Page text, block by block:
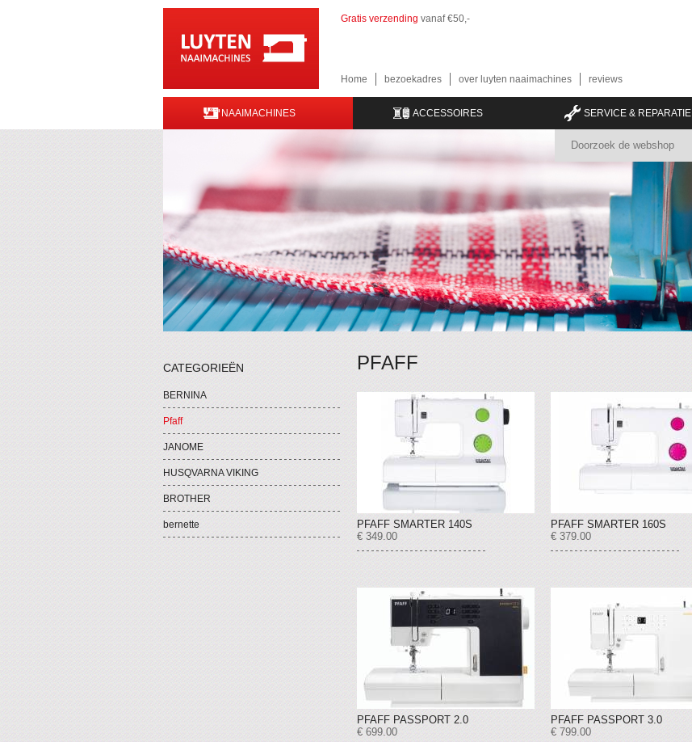
Gratis verzending vanaf €50,-
Home bezoekadres over luyten naaimachines reviews
NAAIMACHINES ACCESSOIRES SERVICE & REPARATIE
CATEGORIEËN
BERNINA
Pfaff
JANOME
HUSQVARNA VIKING
BROTHER
bernette
PFAFF
PFAFF SMARTER 140S
€ 349.00
PFAFF SMARTER 160S
€ 379.00
PFAFF PASSPORT 2.0
€ 699.00
PFAFF PASSPORT 3.0
€ 799.00